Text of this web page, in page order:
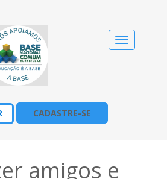
Alternar
navegação
CADASTRE-SE
amigos e